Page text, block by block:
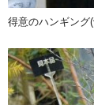
得意のハンギン